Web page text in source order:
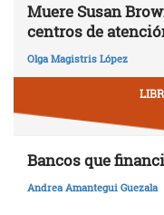
Muere Susan
centros de
Olga Magistris López
Bancos que
Andrea Amantegui Guezala